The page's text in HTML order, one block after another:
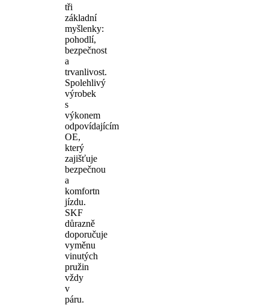
tři
základní
myšlenky:
pohodlí,
bezpečnost
a
trvanlivost.
Spolehlivý
výrobek
s
výkonem
odpovídajícím
OE,
který
zajišťuje
bezpečnou
a
komfortn
jízdu.
SKF
důrazně
doporučuje
vyměnu
vinutých
pružin
vždy
v
páru.